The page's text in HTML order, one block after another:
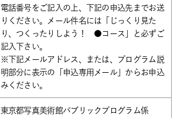
電話番号をご記入の上、下記の申込先までお送
りください。メール件名には「じっくり見た
り、つくったりしよう！ ●コース」と必ずご
記入下さい。
※下記メールアドレス、または、プログラム説
明部分に表示の「申込専用メール」からお申込
みください。
東京都写真美術館パブリックプログラム係